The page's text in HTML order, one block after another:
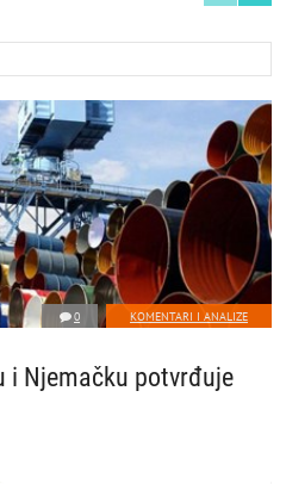
0 KOMENTARI I ANALIZE
i Njemačku potvrđuje